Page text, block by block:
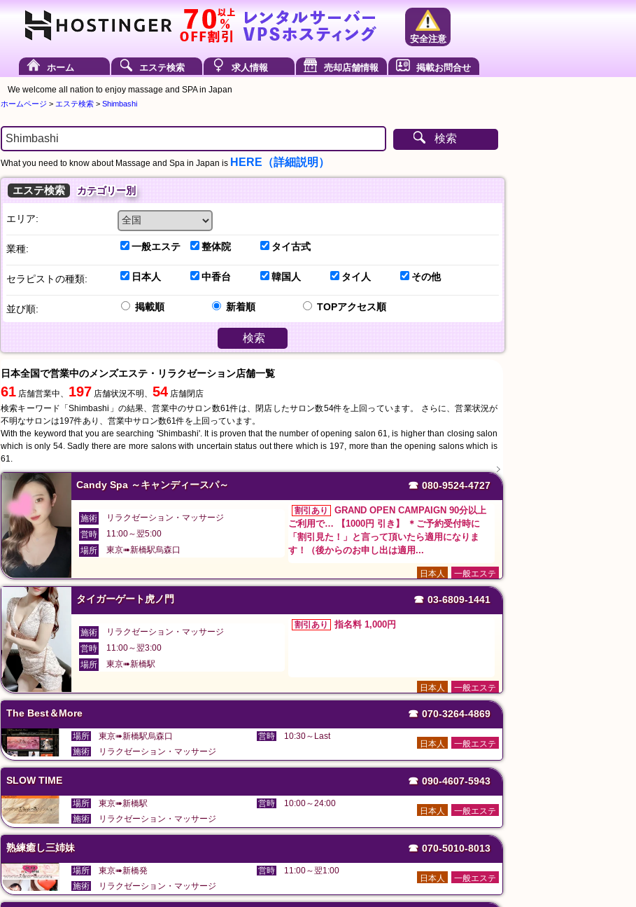
安全注意
ホーム エステ検索 求人情報 売却店舗情報 掲載お問合せ
We welcome all nation to enjoy massage and SPA in Japan
ホームページ > エステ検索 > Shimbashi
検索
What you need to know about Massage and Spa in Japan is HERE（詳細説明）
エステ検索 カテゴリー別
エリア:
業種: 一般エステ 整体院 タイ古式
セラピストの種類: 日本人 中香台 韓国人 タイ人 その他
並び順: 掲載順 新着順 TOPアクセス順
検索
日本全国で営業中のメンズエステ・リラクゼーション店舗一覧
61 店舗営業中、 197 店舗状況不明、 54 店舗閉店
検索キーワード「Shimbashi」の結果、営業中のサロン数61件は、閉店したサロン数54件を上回っています。 さらに、営業状況が
不明なサロンは197件あり、営業中サロン数61件を上回っています。
With the keyword that you are searching 'Shimbashi'. It is proven that the number of opening salon 61, is higher than closing salon
which is only 54. Sadly there are more salons with uncertain status out there which is 197, more than the opening salons which is
61.
Candy Spa ～キャンディースパ～ ☎ 080-9524-4727
施術
リラクゼーション・マッサージ
営時
11:00～翌5:00
場所
東京➠新橋駅烏森口
割引あり
GRAND OPEN CAMPAIGN 90分以上
ご利用で… 【1000円 引き】 ＊ご予約受付時に
「割引見た！」と言って頂いたら適用になりま
す！（後からのお申し出は適用...
一般エステ
日本人
タイガーゲート虎ノ門 ☎ 03-6809-1441
施術
リラクゼーション・マッサージ
営時
11:00～翌3:00
場所
東京➠新橋駅
割引あり 指名料 1,000円
一般エステ
日本人
The Best＆More ☎ 070-3264-4869
場所 東京➠新橋駅烏森口 営時 10:30～Last
一般エステ
日本人
施術 リラクゼーション・マッサージ
SLOW TIME ☎ 090-4607-5943
場所 東京➠新橋駅 営時 10:00～24:00
一般エステ
日本人
施術 リラクゼーション・マッサージ
熟練癒し三姉妹 ☎ 070-5010-8013
場所 東京➠新橋発 営時 11:00～翌1:00
一般エステ
日本人
施術 リラクゼーション・マッサージ